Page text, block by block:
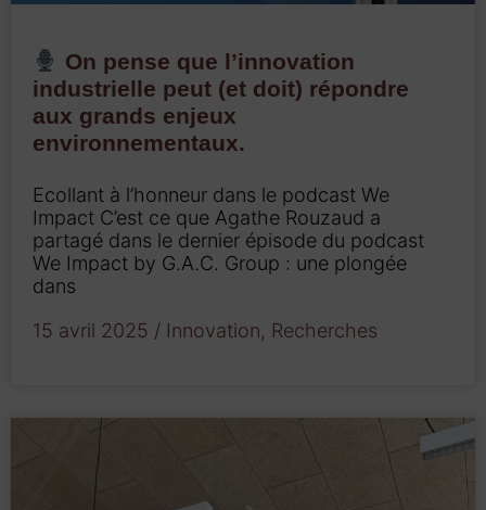
On pense que l’innovation
industrielle peut (et doit) répondre
aux grands enjeux
environnementaux.
Ecollant à l’honneur dans le podcast We
Impact C’est ce que Agathe Rouzaud a
partagé dans le dernier épisode du podcast
We Impact by G.A.C. Group : une plongée
dans
15 avril 2025 / Innovation, Recherches